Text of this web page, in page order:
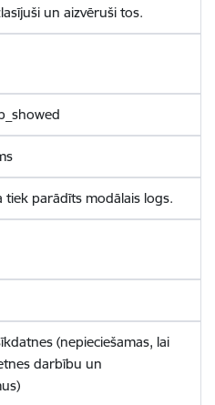
un aizvēruši tos.
tiek parādīts modālais logs.
(nepieciešamas, lai
darbību un